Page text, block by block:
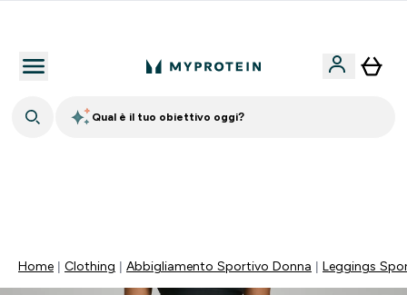
Qual è il tuo obiettivo oggi?
Home Clothing Abbigliamento Sportivo Donna Leggings